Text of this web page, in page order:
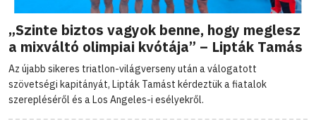
„Szinte biztos vagyok benne, hogy meglesz
a mixváltó olimpiai kvótája” – Lipták Tamás
Az újabb sikeres triatlon-világverseny után a válogatott
szövetségi kapitányát, Lipták Tamást kérdeztük a fiatalok
szerepléséről és a Los Angeles-i esélyekről.